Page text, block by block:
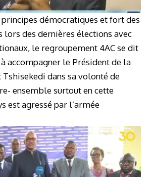
principes démocratiques et fort des
lors des dernières élections avec
le regroupement 4AC se dit
accompagner le Président de la
dans sa volonté de
ensemble surtout en cette
est agressé par l’armée